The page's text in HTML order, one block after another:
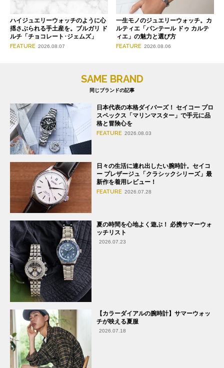
ハイジュエリーウォッチのように心
揺さぶられる手土産を。ブルガリ ド
ルチ「チョコレート･ジェムズ」
FEATURE 2026.08.07
一生モノのジュエリーウォッチ。カ
ルティエ「パンテール ドゥ カルテ
ィエ」の魅力と選び方
FEATURE 2026.08.06
SAME BRAND
同じブランドの記事
日本代表の本格ダイバーズ！ セイコー プロ
スペックス「マリンマスター」で手元に品
格と冒険心を
FEATURE 2026.08.03
日々の生活に連れ出したい腕時計。セイコ
ー プレザージュ「クラシックシリーズ」最
新作を着用レビュー！
FEATURE 2026.07.28
夏の時間を心地よく遊ぶ！ 必携サマーウォ
ッチリスト
2026.07.23
【カラーダイアルの腕時計】サマーウォッ
チが映える夏服
2026.07.18